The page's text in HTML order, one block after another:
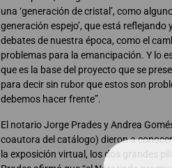
una ‘generación de cristal’, como
generación espejo’, que está
debates de nuestra época, como el
problemas para la emancipación. Y lo
que es la base del proyecto que se
para decir sin rubor que estos son
debemos hacer frente”.
El notario Jorge Prades y Andrea
coautora del catálogo) dieron a
la exposición virtual, los dos grandes